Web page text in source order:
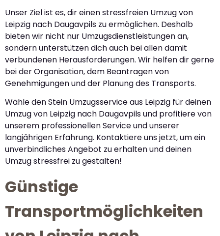
Unser Ziel ist es, dir einen stressfreien Umzug von
Leipzig nach Daugavpils zu ermöglichen. Deshalb
bieten wir nicht nur Umzugsdienstleistungen an,
sondern unterstützen dich auch bei allen damit
verbundenen Herausforderungen. Wir helfen dir gerne
bei der Organisation, dem Beantragen von
Genehmigungen und der Planung des Transports.
Wähle den Stein Umzugsservice aus Leipzig für deinen
Umzug von Leipzig nach Daugavpils und profitiere von
unserem professionellen Service und unserer
langjährigen Erfahrung. Kontaktiere uns jetzt, um ein
unverbindliches Angebot zu erhalten und deinen
Umzug stressfrei zu gestalten!
Günstige
Transportmöglichkeiten